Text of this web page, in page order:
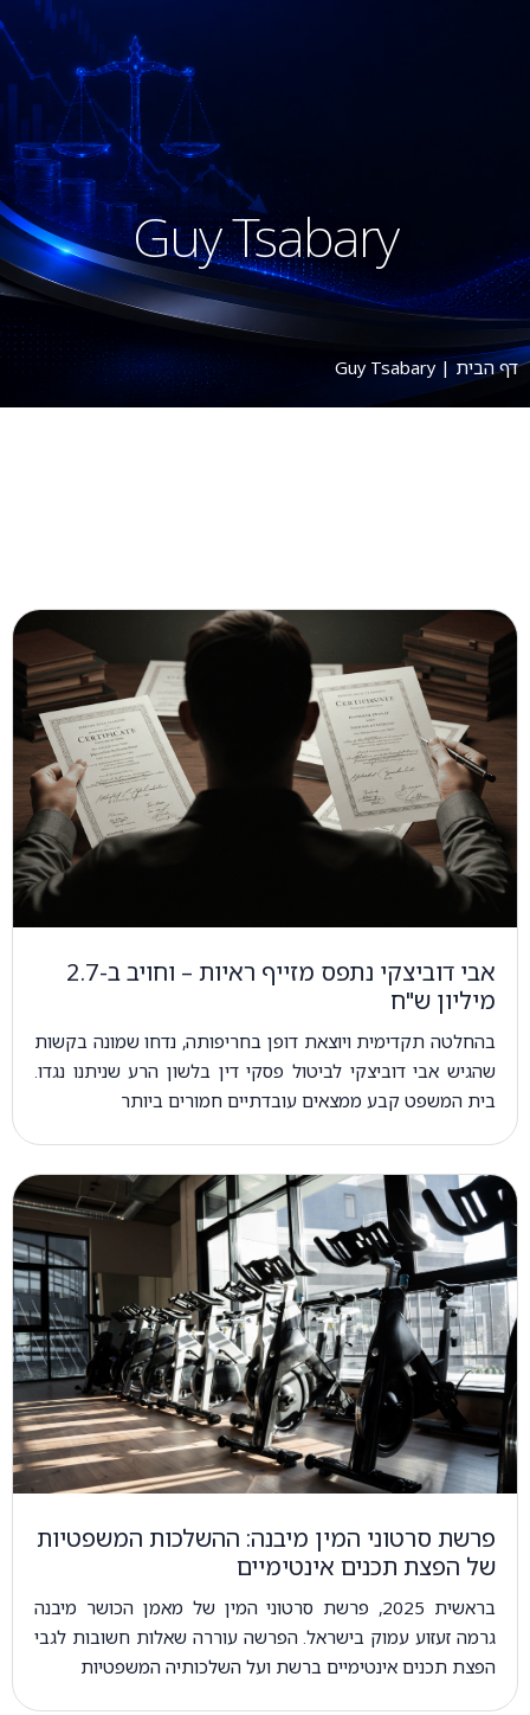
Guy Tsabary
דף הבית |
Guy Tsabary
אבי דוביצקי נתפס מזייף ראיות – וחויב ב-2.7
מיליון ש"ח
בהחלטה תקדימית ויוצאת דופן בחריפותה, נדחו שמונה בקשות
שהגיש אבי דוביצקי לביטול פסקי דין בלשון הרע שניתנו נגדו.
בית המשפט קבע ממצאים עובדתיים חמורים ביותר
פרשת סרטוני המין מיבנה: ההשלכות המשפטיות
של הפצת תכנים אינטימיים
בראשית 2025, פרשת סרטוני המין של מאמן הכושר מיבנה
גרמה זעזוע עמוק בישראל. הפרשה עוררה שאלות חשובות לגבי
הפצת תכנים אינטימיים ברשת ועל השלכותיה המשפטיות